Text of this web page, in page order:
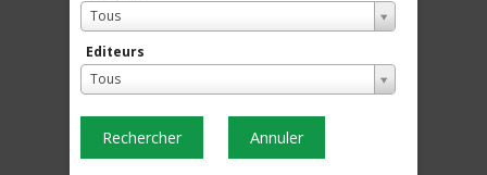
Tous
Editeurs
Tous
Rechercher Annuler